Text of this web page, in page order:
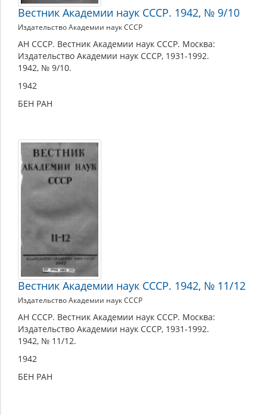
Вестник Академии наук СССР. 1942, № 9/10
Издательство Академии наук СССР
АН СССР. Вестник Академии наук СССР. Москва:
Издательство Академии наук СССР, 1931-1992.
1942, № 9/10.
1942
БЕН РАН
Вестник Академии наук СССР. 1942, № 11/12
Издательство Академии наук СССР
АН СССР. Вестник Академии наук СССР. Москва:
Издательство Академии наук СССР, 1931-1992.
1942, № 11/12.
1942
БЕН РАН